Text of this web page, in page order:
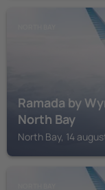
Ramada by
North Bay
North Bay, 14